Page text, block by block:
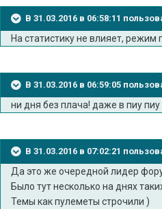
В 31.03.2016 в 06:58:11
На статистику не влияет, режим
В 31.03.2016 в 06:59:05
ни дня без плача! даже в пиу пиу
В 31.03.2016 в 07:02:21
Да это же очередной лидер
Было тут несколько на днях
Темы как пулеметы строчили )